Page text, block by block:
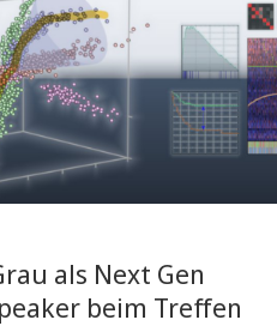
als Next Gen
beim Treffen